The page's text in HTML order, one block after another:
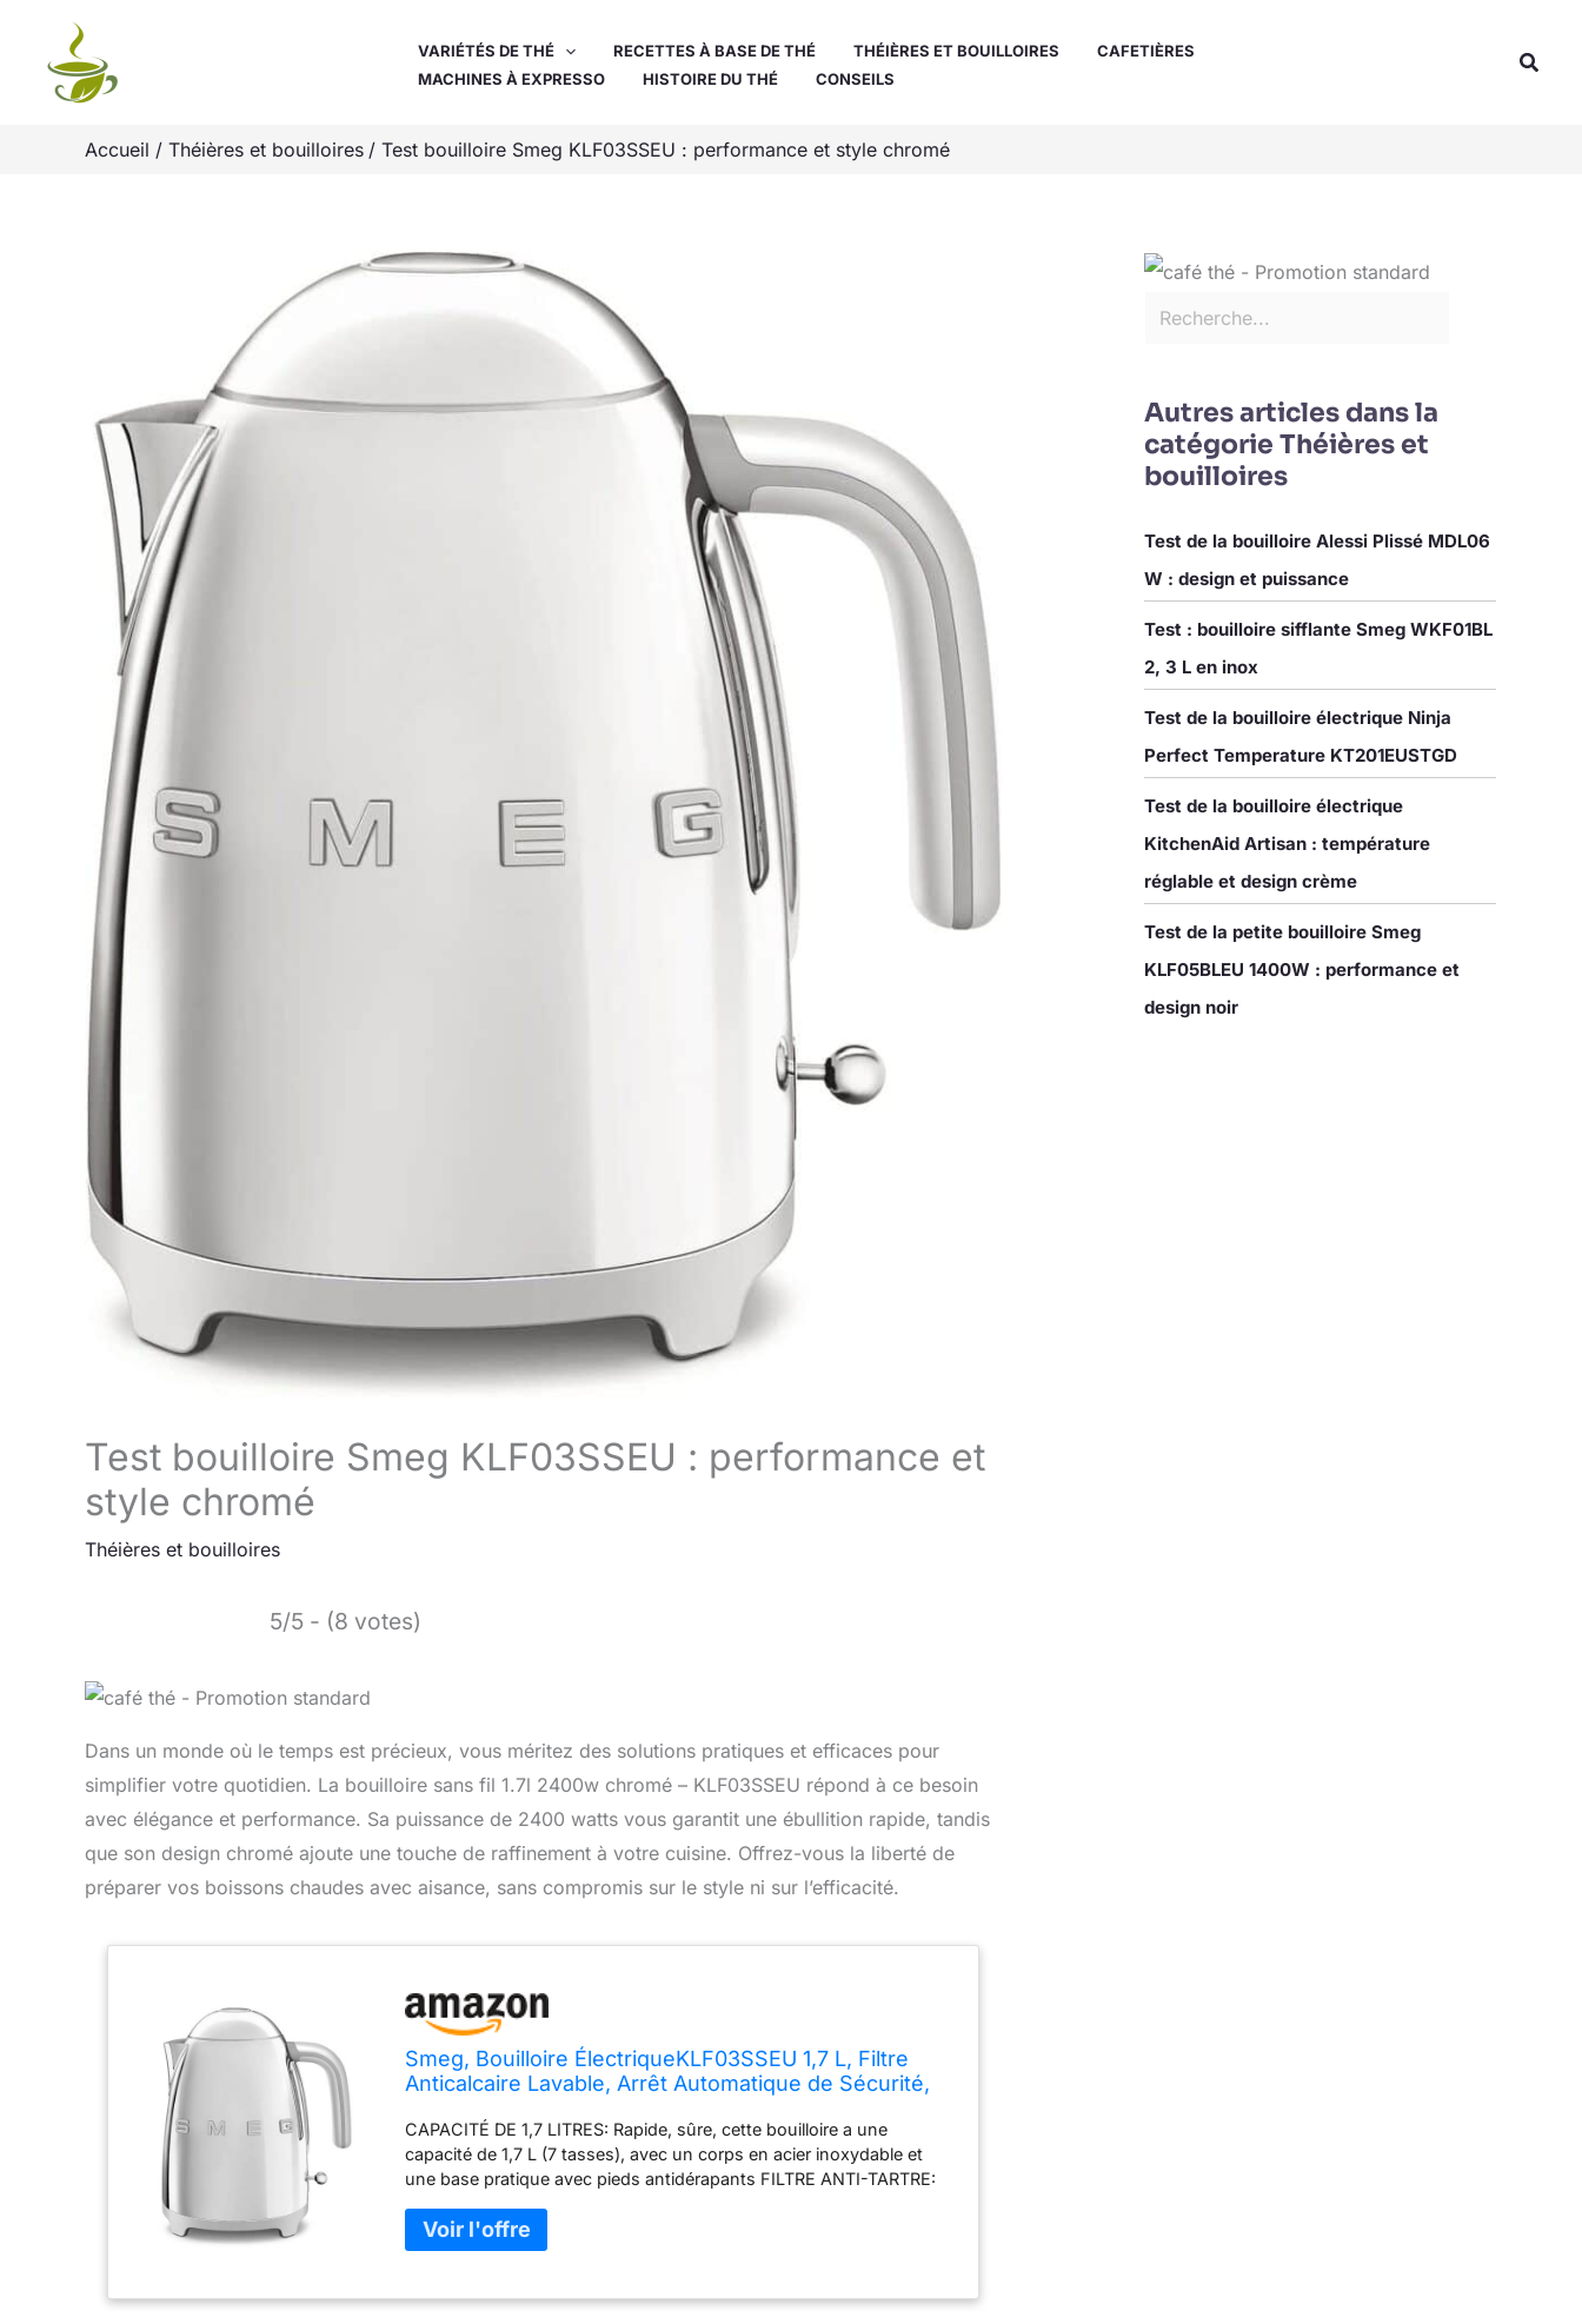
contenu
VARIÉTÉS DE THÉ RECETTES À BASE DE THÉ THÉIÈRES ET BOUILLOIRES
CAFETIÈRES
MACHINES À EXPRESSO
HISTOIRE DU THÉ CONSEILS
Accueil Théières et bouilloires Test bouilloire Smeg KLF03SSEU : performance et style chromé
Test bouilloire Smeg KLF03SSEU : performance et
style chromé
Théières et bouilloires
5/5 - (8 votes)
Dans un monde où le temps est précieux, vous méritez des solutions pratiques et efficaces pour
simplifier votre quotidien. La bouilloire sans fil 1.7l 2400w chromé – KLF03SSEU répond à ce besoin
avec élégance et performance. Sa puissance de 2400 watts vous garantit une ébullition rapide, tandis
que son design chromé ajoute une touche de raffinement à votre cuisine. Offrez-vous la liberté de
préparer vos boissons chaudes avec aisance, sans compromis sur le style ni sur l’efficacité.
Smeg, Bouilloire ÉlectriqueKLF03SSEU 1,7 L, Filtre
Anticalcaire Lavable, Arrêt Automatique de Sécurité,
Range Cordon, Puissance 2400W, Acier
CAPACITÉ DE 1,7 LITRES: Rapide, sûre, cette bouilloire a une
capacité de 1,7 L (7 tasses), avec un corps en acier inoxydable et
une base pratique avec pieds antidérapants FILTRE ANTI-TARTRE:
un nettoyage longue durée SÉCURITÉ MAXIMALE: La bouilloire est
équipée d'un système d'arrêt automatique qui s'active lorsque la
poignée ergonomique, le couvercle à ouverture douce Soft Opening,
Autres articles dans la
catégorie Théières et
bouilloires
Test de la bouilloire Alessi Plissé MDL06
W : design et puissance
Test : bouilloire sifflante Smeg WKF01BL
2, 3 L en inox
Test de la bouilloire électrique Ninja
Perfect Temperature KT201EUSTGD
Test de la bouilloire électrique
KitchenAid Artisan : température
réglable et design crème
Test de la petite bouilloire Smeg
KLF05BLEU 1400W : performance et
design noir